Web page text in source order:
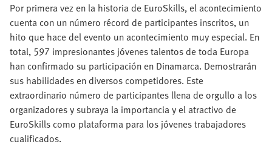
Por primera vez en la historia de EuroSkills, el acontecimiento
cuenta con un número récord de participantes inscritos, un
hito que hace del evento un acontecimiento muy especial. En
total, 597 impresionantes jóvenes talentos de toda Europa
han confirmado su participación en Dinamarca. Demostrarán
sus habilidades en diversos competidores. Este
extraordinario número de participantes llena de orgullo a los
organizadores y subraya la importancia y el atractivo de
EuroSkills como plataforma para los jóvenes trabajadores
cualificados.​